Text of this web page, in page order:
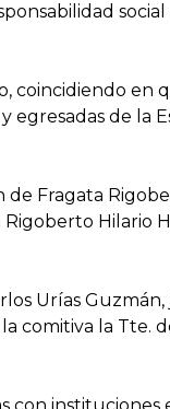
coincidiendo en
de la
Fragata
Hilario
Urías Guzmán,
comitiva la Tte.